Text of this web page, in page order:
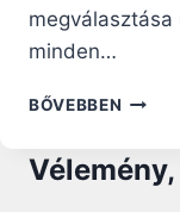
minden…
BŐVEBBEN
A